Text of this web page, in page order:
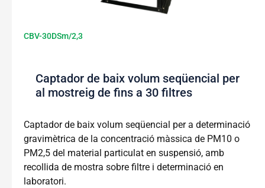
CBV-30DSm/2,3
Captador de baix volum seqüencial per
al mostreig de fins a 30 filtres
Captador de baix volum seqüencial per a determinació
gravimètrica de la concentració màssica de PM10 o
PM2,5 del material particulat en suspensió, amb
recollida de mostra sobre filtre i determinació en
laboratori.